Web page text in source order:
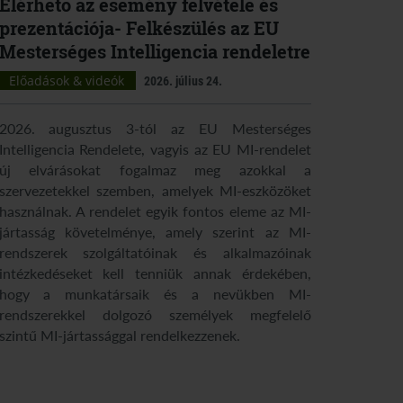
Felkészülés az EU
Intelligencia rendeletre
Előadások & videók 2026. július 24.
augusztus 3-tól az EU Mesterséges
Rendelete, vagyis az EU MI-rendelet
elvárásokat fogalmaz meg azokkal a
szemben, amelyek MI-eszközöket
A rendelet egyik fontos eleme az MI-
követelménye, amely szerint az MI-
szolgáltatóinak és alkalmazóinak
kell tenniük annak érdekében,
a munkatársaik és a nevükben MI-
dolgozó személyek megfelelő
MI-jártassággal rendelkezzenek.